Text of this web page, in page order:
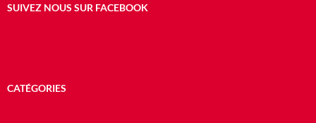
SUIVEZ NOUS SUR FACEBOOK
CATÉGORIES